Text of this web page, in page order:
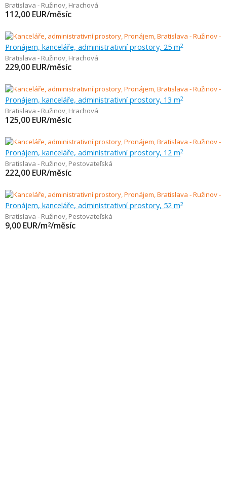
Bratislava - Ružinov, Hrachová
112,00 EUR/měsíc
Pronájem, kanceláře, administrativní prostory, 25 m2
Bratislava - Ružinov, Hrachová
229,00 EUR/měsíc
Pronájem, kanceláře, administrativní prostory, 13 m2
Bratislava - Ružinov, Hrachová
125,00 EUR/měsíc
Pronájem, kanceláře, administrativní prostory, 12 m2
Bratislava - Ružinov, Pestovateľská
222,00 EUR/měsíc
Pronájem, kanceláře, administrativní prostory, 52 m2
Bratislava - Ružinov, Pestovateľská
9,00 EUR/m2/měsíc